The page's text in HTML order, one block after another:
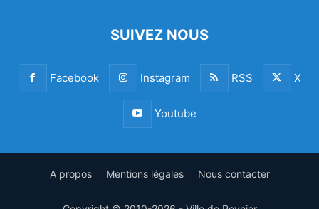
SUIVEZ NOUS
Facebook Instagram RSS X
Youtube
A propos Mentions légales Nous contacter